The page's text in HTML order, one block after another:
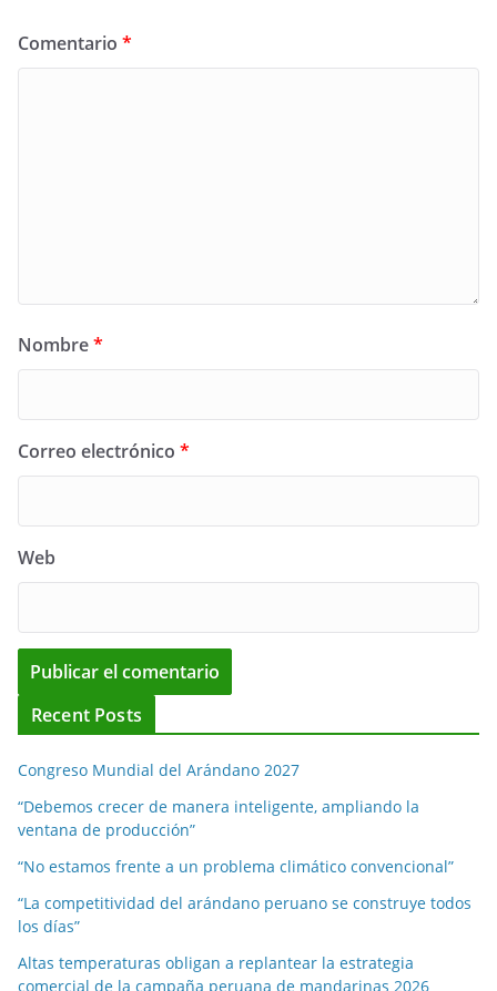
Comentario *
Nombre*
Correo electrónico *
Web
Recent Posts
Congreso Mundial del Arándano 2027
“Debemos crecer de manera inteligente, ampliando la
ventana de producción”
“No estamos frente a un problema climático convencional”
“La competitividad del arándano peruano se construye todos
los días”
Altas temperaturas obligan a replantear la estrategia
comercial de la campaña peruana de mandarinas 2026